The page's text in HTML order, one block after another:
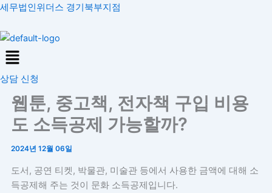
콘
츠
로
건
너
세무법인위더스 경기북부지점
Menu
상담 신청
웹툰, 중고책, 전자책 구입 비용
도 소득공제 가능할까?
2024년 12월 06일
도서, 공연 티켓, 박물관, 미술관 등에서 사용한 금액에 대해 소
득공제해 주는 것이 문화 소득공제입니다.